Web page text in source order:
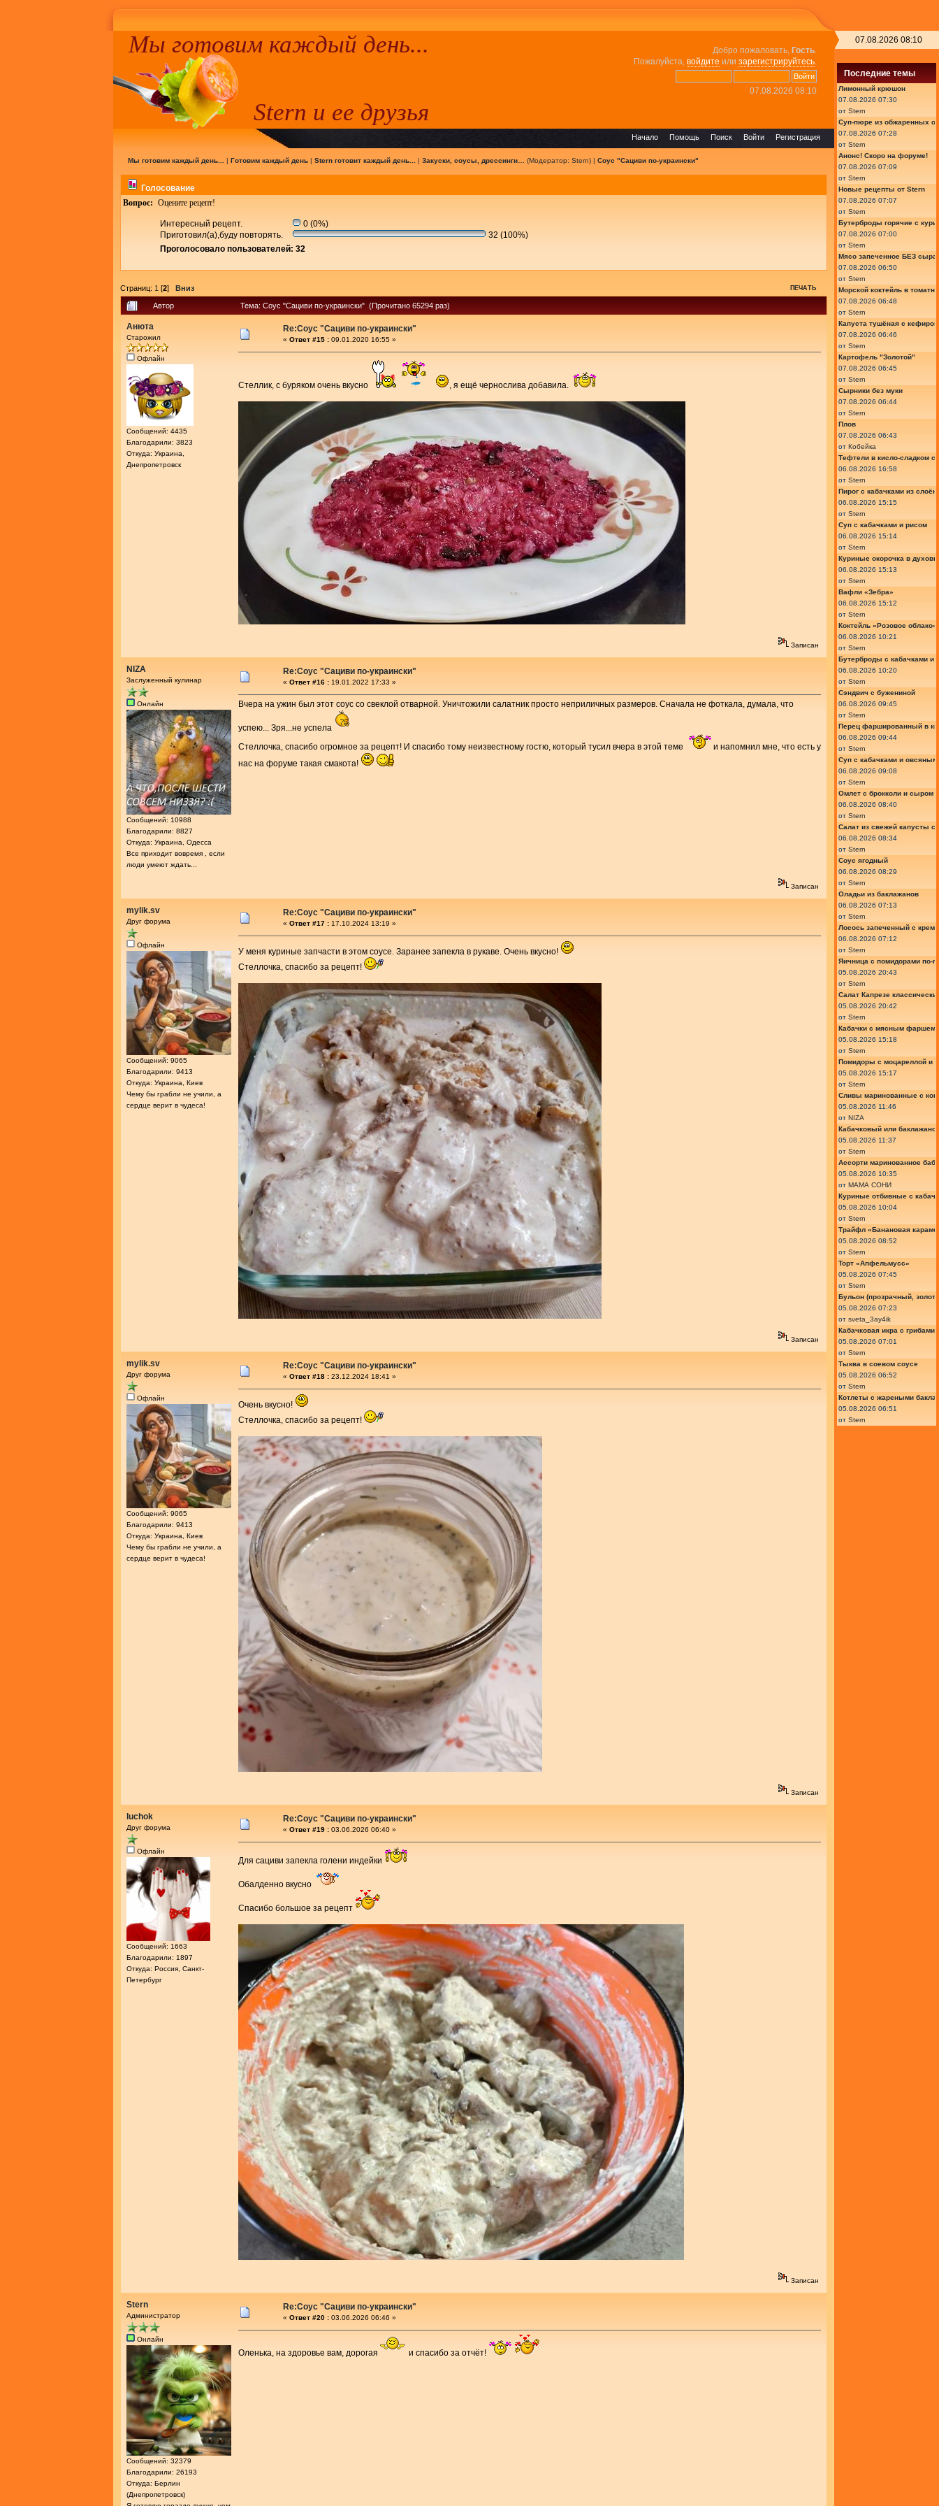
Добро пожаловать, Гость.
Пожалуйста, войдите или зарегистрируйтесь.
07.08.2026 08:10
Мы готовим каждый день...
Stern и ее друзья
Регистрация
Войти
Поиск
Помощь
Начало
Мы готовим каждый день... | Готовим каждый день| Stern готовит каждый день... | Закуски, соусы, дрессинги… (Модератор: Stern) | Соус "Сациви по-украински"
Голосование
Вопрос: Оцените рецепт!
Интересный рецепт.
0 (0%)
Приготовил(а),буду повторять.
32 (100%)
Проголосовало пользователей: 32
Страниц: 1 [2] Вниз ПЕЧАТЬ
Автор Тема: Соус "Сациви по-украински" (Прочитано 65294 раз)
Анюта
Старожил
Офлайн
Сообщений: 4435
Благодарили: 3823
Откуда: Украина,
Днепропетровск
Re:Соус "Сациви по-украински"
« Ответ #15 : 09.01.2020 16:55 »
Стеллик, с буряком очень вкусно , я ещё чернослива добавила.
Записан
NIZA
Заслуженный кулинар
Онлайн
Сообщений: 10988
Благодарили: 8827
Откуда: Украина, Одесса
Все приходит вовремя , если
люди умеют ждать...
Re:Соус "Сациви по-украински"
« Ответ #16 : 19.01.2022 17:33 »
Вчера на ужин был этот соус со свеклой отварной. Уничтожили салатник просто неприличных размеров. Сначала не фоткала, думала, что
успею... Зря...не успела
Стеллочка, спасибо огромное за рецепт! И спасибо тому неизвестному гостю, который тусил вчера в этой теме
и напомнил мне, что есть у
нас на форуме такая смакота!
Записан
mylik.sv
Друг форума
Офлайн
Сообщений: 9065
Благодарили: 9413
Откуда: Украина, Киев
Чему бы грабли не учили, а
сердце верит в чудеса!
Re:Соус "Сациви по-украински"
« Ответ #17 : 17.10.2024 13:19 »
У меня куриные запчасти в этом соусе. Заранее запекла в рукаве. Очень вкусно!
Стеллочка, спасибо за рецепт!
Записан
mylik.sv
Друг форума
Офлайн
Сообщений: 9065
Благодарили: 9413
Откуда: Украина, Киев
Чему бы грабли не учили, а
сердце верит в чудеса!
Re:Соус "Сациви по-украински"
« Ответ #18 : 23.12.2024 18:41 »
Очень вкусно!
Стеллочка, спасибо за рецепт!
Записан
luchok
Друг форума
Офлайн
Сообщений: 1663
Благодарили: 1897
Откуда: Россия, Санкт-
Петербург
Re:Соус "Сациви по-украински"
« Ответ #19 : 03.06.2026 06:40 »
Для сациви запекла голени индейки
Обалденно вкусно
Спасибо большое за рецепт
Записан
Stern
Администратор
Онлайн
Сообщений: 32379
Благодарили: 26193
Откуда: Берлин
(Днепропетровск)
Re:Соус "Сациви по-украински"
« Ответ #20 : 03.06.2026 06:46 »
Оленька, на здоровье вам, дорогая и спасибо за отчёт!
07.08.2026 08:10
Последние темы
Лимонный крюшон
07.08.2026 07:30
от Stern
Суп-пюре из обжаренных
07.08.2026 07:28
от Stern
Анонс! Скоро на форуме!
07.08.2026 07:09
от Stern
Новые рецепты от Stern
07.08.2026 07:07
от Stern
Бутерброды горячие с
07.08.2026 07:00
от Stern
Мясо запеченное БЕЗ сыра
07.08.2026 06:50
от Stern
Морской коктейль в
07.08.2026 06:48
от Stern
Капуста тушёная с кефиром
07.08.2026 06:46
от Stern
Картофель "Золотой"
07.08.2026 06:45
от Stern
Сырники без муки
07.08.2026 06:44
от Stern
Плов
07.08.2026 06:43
от Кобейка
Тефтели в кисло-сладком
06.08.2026 16:58
от Stern
Пирог с кабачками из
06.08.2026 15:15
от Stern
Суп с кабачками и рисом
06.08.2026 15:14
от Stern
Куриные окорочка в
06.08.2026 15:13
от Stern
Вафли «Зебра»
06.08.2026 15:12
от Stern
Коктейль «Розовое
06.08.2026 10:21
от Stern
Бутерброды с кабачками и
06.08.2026 10:20
от Stern
Сэндвич с бужениной
06.08.2026 09:45
от Stern
Перец фаршированный в
06.08.2026 09:44
от Stern
Суп с кабачками и
06.08.2026 09:08
от Stern
Омлет с брокколи и сыром
06.08.2026 08:40
от Stern
Салат из свежей капусты
06.08.2026 08:34
от Stern
Соус ягодный
06.08.2026 08:29
от Stern
Оладьи из баклажанов
06.08.2026 07:13
от Stern
Лосось запеченный с
06.08.2026 07:12
от Stern
Яичница с помидорами по-
05.08.2026 20:43
от Stern
Салат Капрезе
05.08.2026 20:42
от Stern
Кабачки с мясным фаршем
05.08.2026 15:18
от Stern
Помидоры с моцареллой и
05.08.2026 15:17
от Stern
Сливы маринованные с
05.08.2026 11:46
от NIZA
Кабачковый или
05.08.2026 11:37
от Stern
Ассорти маринованное
05.08.2026 10:35
от МАМА СОНИ
Куриные отбивные с
05.08.2026 10:04
от Stern
Трайфл «Банановая
05.08.2026 08:52
от Stern
Торт «Апфельмусс»
05.08.2026 07:45
от Stern
Бульон (прозрачный,
05.08.2026 07:23
от sveta_3ay4ik
Кабачковая икра с грибами
05.08.2026 07:01
от Stern
Тыква в соевом соусе
05.08.2026 06:52
от Stern
Котлеты с жареными
05.08.2026 06:51
от Stern